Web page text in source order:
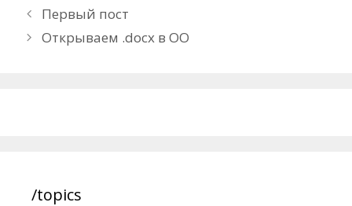
Post
navigation
Первый пост
Открываем .docx в ОО
/topics